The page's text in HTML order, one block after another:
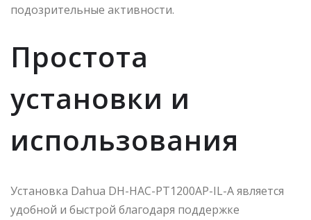
подозрительные активности.
Простота
установки и
использования
Установка Dahua DH-HAC-PT1200AP-IL-A является
удобной и быстрой благодаря поддержке